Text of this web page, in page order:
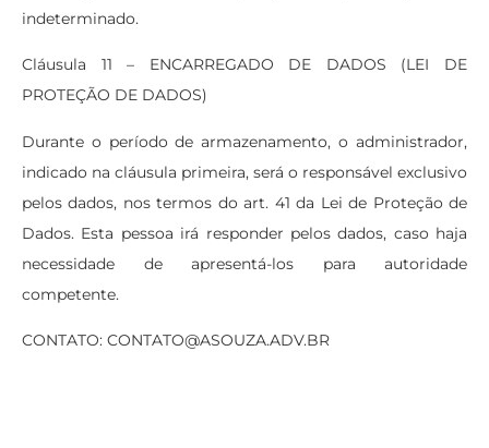
indeterminado.
Cláusula 11 – ENCARREGADO DE DADOS (LEI DE
PROTEÇÃO DE DADOS)
Durante o período de armazenamento, o administrador,
indicado na cláusula primeira, será o responsável exclusivo
pelos dados, nos termos do art. 41 da Lei de Proteção de
Dados. Esta pessoa irá responder pelos dados, caso haja
necessidade de apresentá-los para autoridade
competente.
CONTATO: CONTATO@ASOUZA.ADV.BR